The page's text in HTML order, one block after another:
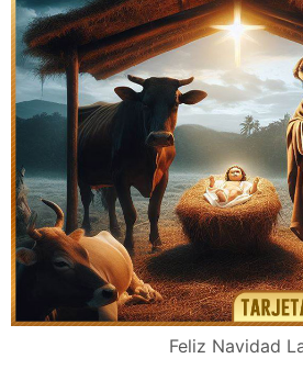
Feliz Navidad